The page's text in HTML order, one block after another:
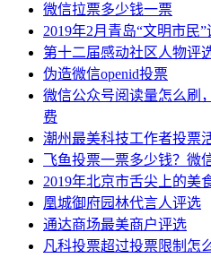
微信拉票多少钱一票
2019年2月青岛“文明市民
第十二届感动社区人物评
伪造微信openid投票
微信公众号阅读量怎么刷
费
潮州最美科技工作者投票
飞鱼投票一票多少钱？微
2019年北京市舌尖上的美
凰城御府园林代言人评选
通达商场最美商户评选
凡科投票超过投票限制怎